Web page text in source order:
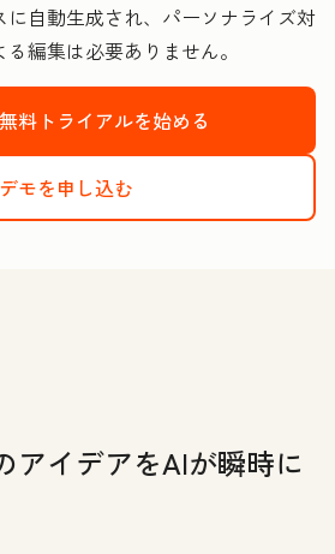
に自動生成され、パーソナライズ対
編集は必要ありません。
料トライアルを始める
デモを申し込む
アイデアをAIが瞬時に